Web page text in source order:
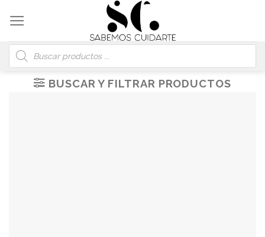
content
Búsqueda
de
productos
BUSCAR Y FILTRAR PRODUCTOS